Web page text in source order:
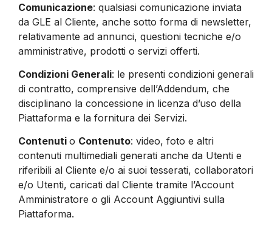
Comunicazione: qualsiasi comunicazione inviata
da GLE al Cliente, anche sotto forma di newsletter,
relativamente ad annunci, questioni tecniche e/o
amministrative, prodotti o servizi offerti.
Condizioni Generali: le presenti condizioni generali
di contratto, comprensive dell’Addendum, che
disciplinano la concessione in licenza d’uso della
Piattaforma e la fornitura dei Servizi.
Contenuti o Contenuto: video, foto e altri
contenuti multimediali generati anche da Utenti e
riferibili al Cliente e/o ai suoi tesserati, collaboratori
e/o Utenti, caricati dal Cliente tramite l’Account
Amministratore o gli Account Aggiuntivi sulla
Piattaforma.